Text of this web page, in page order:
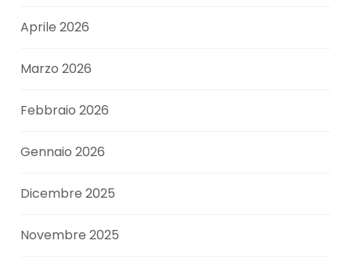
Aprile 2026
Marzo 2026
Febbraio 2026
Gennaio 2026
Dicembre 2025
Novembre 2025